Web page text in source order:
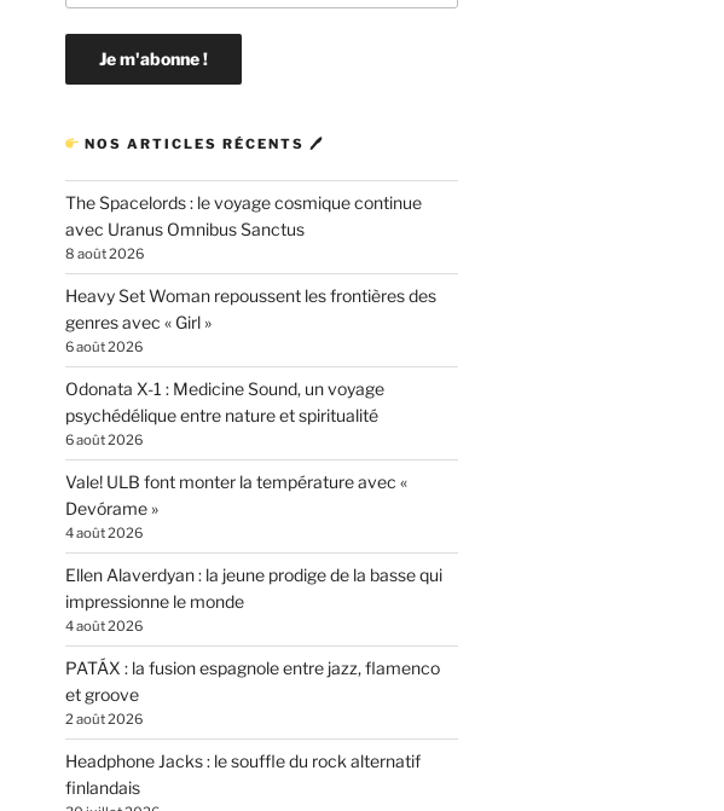
NOS ARTICLES RÉCENTS 🖊
The Spacelords : le voyage cosmique continue
avec Uranus Omnibus Sanctus
8 août 2026
Heavy Set Woman repoussent les frontières des
genres avec « Girl »
6 août 2026
Odonata X-1 : Medicine Sound, un voyage
psychédélique entre nature et spiritualité
6 août 2026
Vale! ULB font monter la température avec «
Devórame »
4 août 2026
Ellen Alaverdyan : la jeune prodige de la basse qui
impressionne le monde
4 août 2026
PATÁX : la fusion espagnole entre jazz, flamenco
et groove
2 août 2026
Headphone Jacks : le souffle du rock alternatif
finlandais